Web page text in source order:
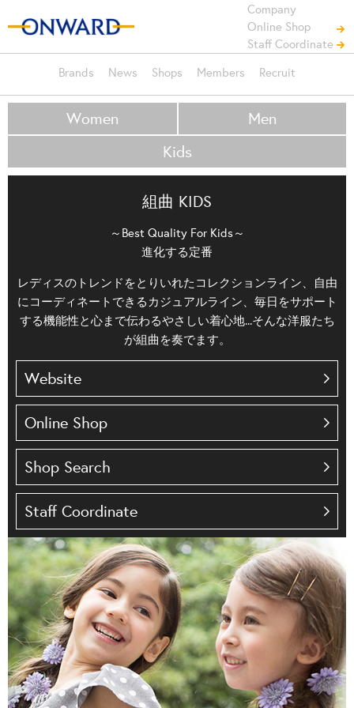
Company
Online Shop
Staff Coordinate
Brands
News Shops Members Recruit
Women
Men
Kids
組曲 KIDS
～Best Quality For Kids～
進化する定番
レディスのトレンドをとりいれたコレクションライン、自由
にコーディネートできるカジュアルライン、毎日をサポート
する機能性と心まで伝わるやさしい着心地...そんな洋服たち
が組曲を奏でます。
Website
Online Shop
Shop Search
Staff Coordinate